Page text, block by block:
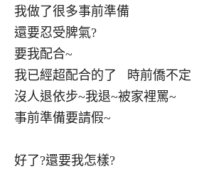
我做了很多事前準備
還要忍受脾氣?
要我配合~
我已經超配合的了 時前僑不定
沒人退依步~我退~被家裡罵~
事前準備要請假~
好了?還要我怎樣?